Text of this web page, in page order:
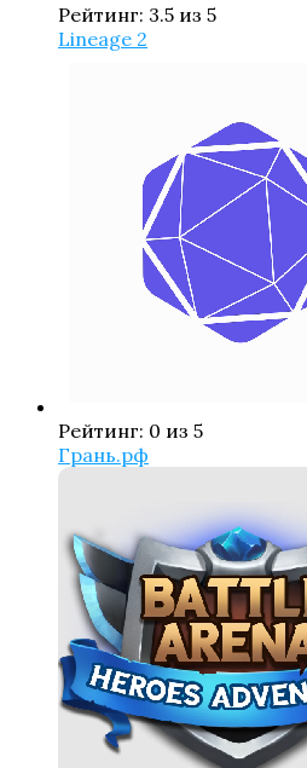
Рейтинг: 3.5 из 5
Lineage 2
Рейтинг: 0 из 5
Грань.рф